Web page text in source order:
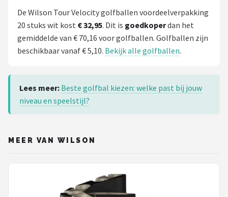
De Wilson Tour Velocity golfballen voordeelverpakking
20 stuks wit kost € 32,95. Dit is goedkoperdan het
gemiddelde van € 70,16 voor golfballen. Golfballen zijn
beschikbaar vanaf € 5,10. Bekijk alle golfballen.
Lees meer: Beste golfbal kiezen: welke past bij jouw
niveau en speelstijl?
MEER VAN WILSON